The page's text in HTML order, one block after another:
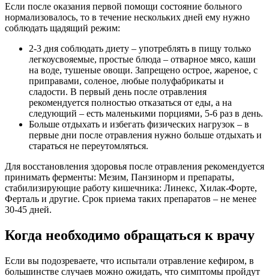
Если после оказания первой помощи состояние больного
нормализовалось, то в течение нескольких дней ему нужно
соблюдать щадящий режим:
2-3 дня соблюдать диету – употреблять в пищу только
легкоусвояемые, простые блюда – отварное мясо, каши
на воде, тушеные овощи. Запрещено острое, жареное, с
приправами, соленое, любые полуфабрикаты и
сладости. В первый день после отравления
рекомендуется полностью отказаться от еды, а на
следующий – есть маленькими порциями, 5-6 раз в день.
Больше отдыхать и избегать физических нагрузок – в
первые дни после отравления нужно больше отдыхать и
стараться не переутомляться.
Для восстановления здоровья после отравления рекомендуется
принимать ферменты: Мезим, Панзинорм и препараты,
стабилизирующие работу кишечника: Линекс, Хилак-Форте,
Ферталь и другие. Срок приема таких препаратов – не менее
30-45 дней.
Когда необходимо обращаться к врачу
Если вы подозреваете, что испытали отравление кефиром, в
большинстве случаев можно ожидать, что симптомы пройдут